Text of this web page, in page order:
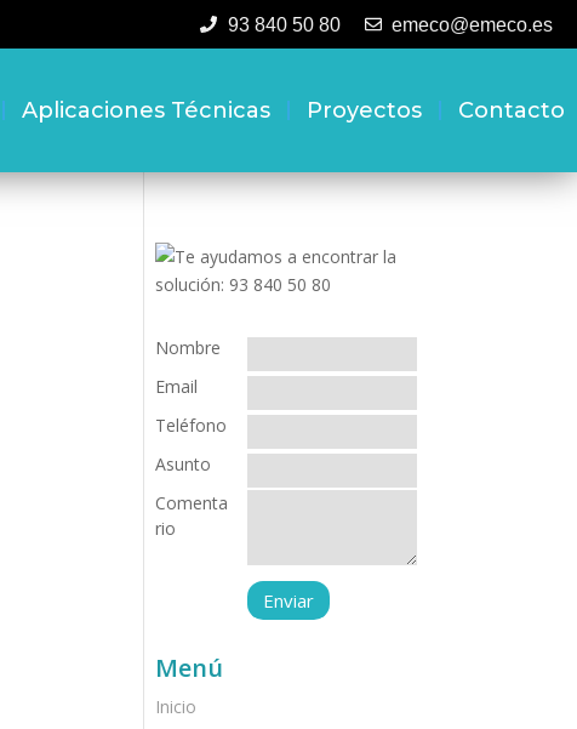
93 840 50 80 emeco@emeco.es
Aplicaciones Técnicas Proyectos Contacto
Nombre
Email
Teléfono
Asunto
Comenta
rio
Menú
Inicio